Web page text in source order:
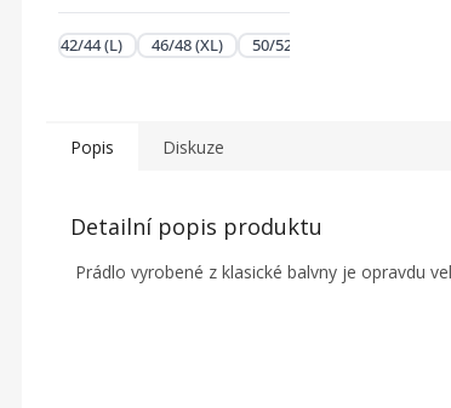
Kunovice,
42/44 (L) 46/48 (XL) 50/52 (2XL)
Popis Diskuze
Detailní popis produktu
Prádlo vyrobené z klasické balvny je opravdu